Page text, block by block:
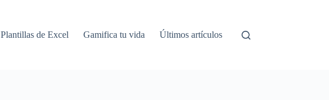
Plantillas de Excel Gamifica tu vida Últimos artículos